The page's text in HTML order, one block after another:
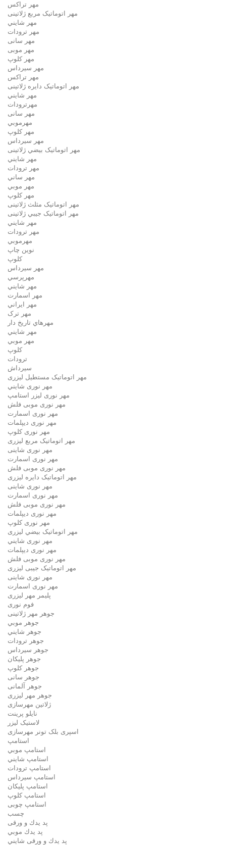
مهر تراکس
مهر اتوماتیک مربع ژلاتینی
مهر شايني
مهر ترودات
مهر سانی
مهر موبی
مهر كلوپ
مهر سيرداس
مهر تراکس
مهر اتوماتیک دايره ژلاتینی
مهر شايني
مهرترودات
مهر سانی
مهرموبي
مهر كلوپ
مهر سيرداس
مهر اتوماتیک بيضي ژلاتینی
مهر شايني
مهر ترودات
مهر ساني
مهر موبي
مهر كلوپ
مهر اتوماتیک مثلث ژلاتینی
مهر اتوماتیک جيبي ژلاتینی
مهر شايني
مهر ترودات
مهرموبي
نوين چاپ
کلوپ
مهر سيرداس
مهرپرسي
مهر شايني
مهر اسمارت
مهر ايراني
مهر ترک
مهرهاي تاريخ دار
مهر شايني
مهر موبي
کلوپ
ترودات
سیرداش
مهر اتوماتیک مستطیل لیزری
مهر نوری شايني
مهر نوری لیزر استامپ
مهر نوری موبی فلش
مهر نوری اسمارت
مهر نوری ديپلمات
مهر نوری کلوپ
مهر اتوماتیک مربع لیزری
مهر نوری شاینی
مهر نوری اسمارت
مهر نوری موبی فلش
مهر اتوماتیک دايره لیزری
مهر نوری شاینی
مهر نوری اسمارت
مهر نوری موبی فلش
مهر نوری دیپلمات
مهر نوری کلوپ
مهر اتوماتیک بيضي لیزری
مهر نوری شايني
مهر نوری دیپلمات
مهر نوری موبی فلش
مهر اتوماتیک جیبی لیزری
مهر نوری شاینی
مهر نوری اسمارت
پلیمر مهر لیزری
فوم نوری
جوهر مهر ژلاتینی
جوهر موبي
جوهر شايني
جوهر ترودات
جوهر سيرداس
جوهر پلیکان
جوهر کلوپ
جوهر سانی
جوهر آلمانی
جوهر مهر لیزری
ژلاتين مهرسازی
نایلو پرینت
لاستیک لیزر
اسپری بلک تونر مهرسازی
استامپ
استامپ موبي
استامپ شايني
استامپ ترودات
استامپ سيرداس
استامپ پلیکان
استامپ کلوپ
استامپ چوبی
چسب
پد يدك و ورقی
پد يدك موبي
پد يدك و ورقی شايني